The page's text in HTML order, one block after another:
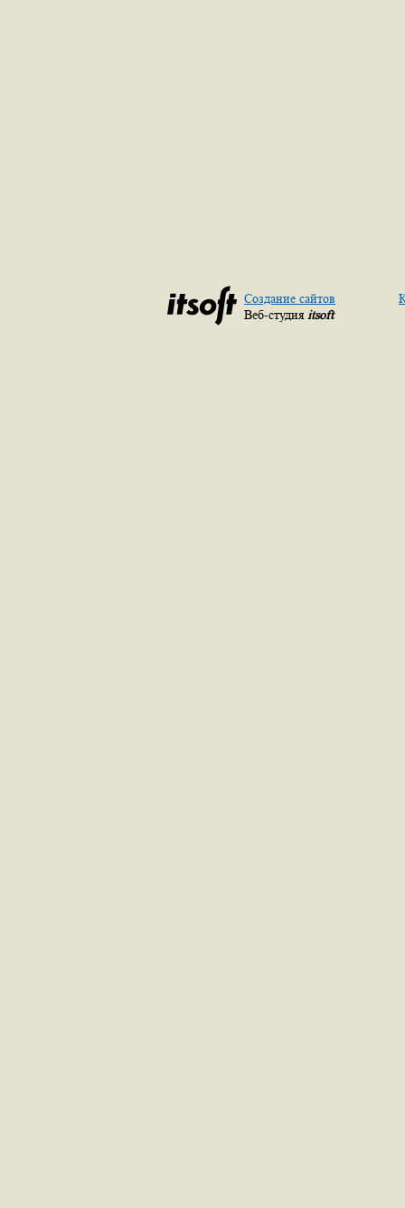
Создание сайтов
Веб-студия itsoft